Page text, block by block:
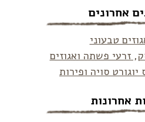
אחרונים
טבעוני
זרעי פשתה ואגוזים
סויה ופירות
אחרונות